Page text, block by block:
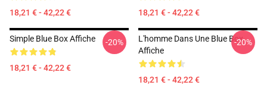
18,21 € - 42,22 € 18,21 € - 42,22 €
Simple Blue Box Affiche
18,21 € - 42,22 €
-20%
L'homme Dans Une Blue Box
Affiche
18,21 € - 42,22 €
-20%